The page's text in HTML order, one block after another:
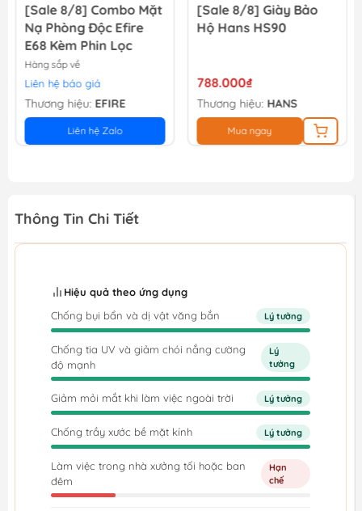
[Sale 8/8] Combo Mặt
Nạ Phòng Độc Efire
E68 Kèm Phin Lọc
Hàng sắp về
Liên hệ báo giá
Thương hiệu: EFIRE
Liên hệ Zalo
[Sale 8/8] Giày Bảo
Hộ Hans HS90
788.000₫
Thương hiệu: HANS
Mua ngay
Thông Tin Chi Tiết
Hiệu quả theo ứng dụng
Chống bụi bẩn và dị vật văng bắn
Lý tưởng
Chống tia UV và giảm chói nắng cường
độ mạnh
Lý
tưởng
Giảm mỏi mắt khi làm việc ngoài trời Lý tưởng
Chống trầy xước bề mặt kính Lý tưởng
Làm việc trong nhà xưởng tối hoặc ban
đêm
Hạn
chế